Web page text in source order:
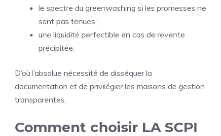
le spectre du greenwashing si les promesses ne
sont pas tenues ;
une liquidité perfectible en cas de revente
précipitée.
D’où l’absolue nécessité de disséquer la
documentation et de privilégier les maisons de gestion
transparentes.
Comment choisir LA SCPI